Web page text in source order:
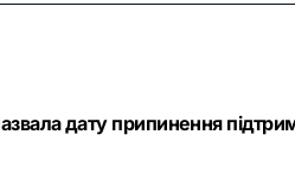
дату припинення